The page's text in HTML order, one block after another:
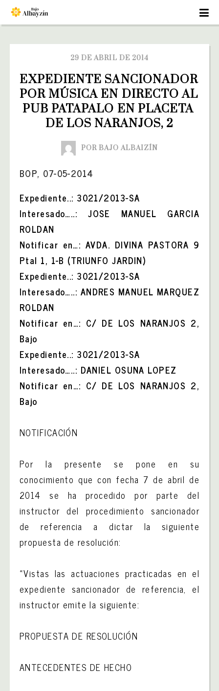
29 DE ABRIL DE 2014
EXPEDIENTE SANCIONADOR
POR MÚSICA EN DIRECTO AL
PUB PATAPALO EN PLACETA
DE LOS NARANJOS, 2
POR BAJO ALBAIZÍN
BOP, 07-05-2014
Expediente..: 3021/2013-SA
Interesado…..: JOSE MANUEL GARCIA
ROLDAN
Notificar en…: AVDA. DIVINA PASTORA 9
Ptal 1, 1-B (TRIUNFO JARDIN)
Expediente..: 3021/2013-SA
Interesado…..: ANDRES MANUEL MARQUEZ
ROLDAN
Notificar en…: C/ DE LOS NARANJOS 2,
Bajo
Expediente..: 3021/2013-SA
Interesado…..: DANIEL OSUNA LOPEZ
Notificar en…: C/ DE LOS NARANJOS 2,
Bajo
NOTIFICACIÓN
Por la presente se pone en su
conocimiento que con fecha 7 de abril de
2014 se ha procedido por parte del
instructor del procedimiento sancionador
de referencia a dictar la siguiente
propuesta de resolución:
«Vistas las actuaciones practicadas en el
expediente sancionador de referencia, el
instructor emite la siguiente:
PROPUESTA DE RESOLUCIÓN
ANTECEDENTES DE HECHO